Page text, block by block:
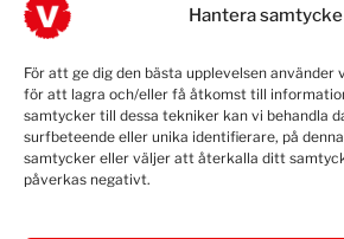
Hantera samtycke
För att ge dig den bästa upplevelsen använder
för att lagra och/eller få åtkomst till
samtycker till dessa tekniker kan vi behandla
surfbeteende eller unika identifierare, på
samtycker eller väljer att återkalla ditt
påverkas negativt.
08-654 08 20